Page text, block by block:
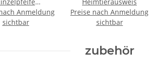
210 - 210,5
- 211,5 - 212
Anmeldung
sichtbar
Preise nach Anmeldung
sichtbar
zubehör